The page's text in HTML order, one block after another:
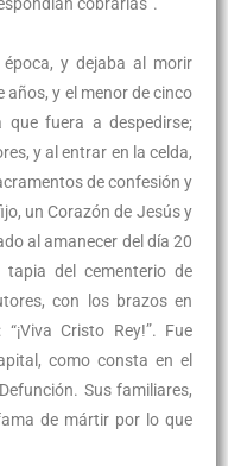
y dejaba al morir
años, y el menor de cinco
que fuera a despedirse;
y al entrar en la celda,
de confesión y
un Corazón de Jesús y
al amanecer del día 20
del cementerio de
con los brazos en
Cristo Rey!”. Fue
como consta en el
Sus familiares,
de mártir por lo que